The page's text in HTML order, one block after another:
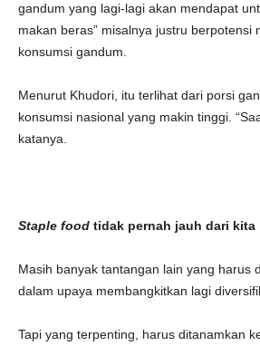
gandum yang lagi-lagi akan mendapat
makan beras” misalnya justru berpotensi
konsumsi gandum.
Menurut Khudori, itu terlihat dari porsi
konsumsi nasional yang makin tinggi.
katanya.
Staple food tidak pernah jauh dari kita
Masih banyak tantangan lain yang harus
dalam upaya membangkitkan lagi
Tapi yang terpenting, harus ditanamkan